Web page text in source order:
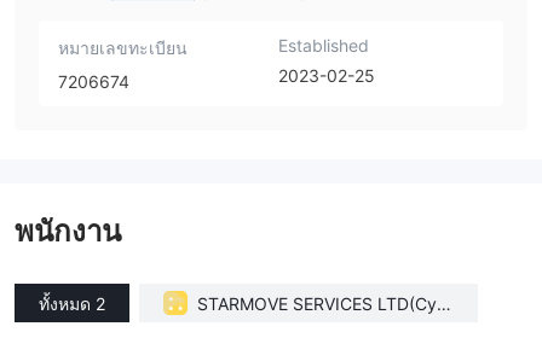
หมายเลขทะเบียน
7206674
Established
2023-02-25
พนักงาน
ทั้งหมด 2
STARMOVE SERVICES LTD(Cypr